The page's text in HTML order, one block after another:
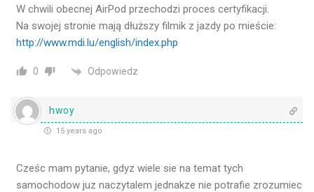
W chwili obecnej AirPod przechodzi proces certyfikacji.
Na swojej stronie mają dłuższy filmik z jazdy po mieście:
http://www.mdi.lu/english/index.php
0 Odpowiedz
hwoy
15 years ago
Cześc mam pytanie, gdyz wiele sie na temat tych
samochodow juz naczytalem jednakze nie potrafie zrozumiec